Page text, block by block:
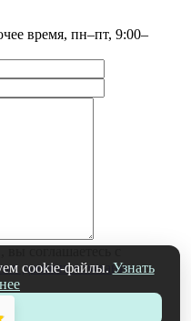
cookie-файлы. Узнать
время, пн–пт, 9:00–
соглашаетесь с
данных компании